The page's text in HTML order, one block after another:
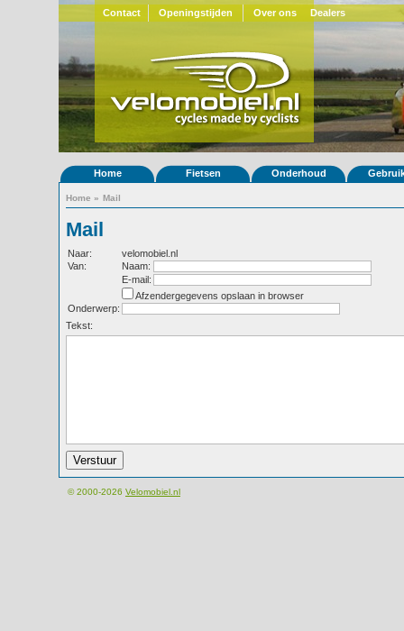
Contact Openingstijden Over ons Dealers
Home Fietsen Onderhoud
Home » Mail
Mail
Naar:
velomobiel.nl
Van:
Naam:
E-mail:
Afzendergegevens opslaan in browser
Onderwerp:
Tekst:
© 2000-2026 Velomobiel.nl